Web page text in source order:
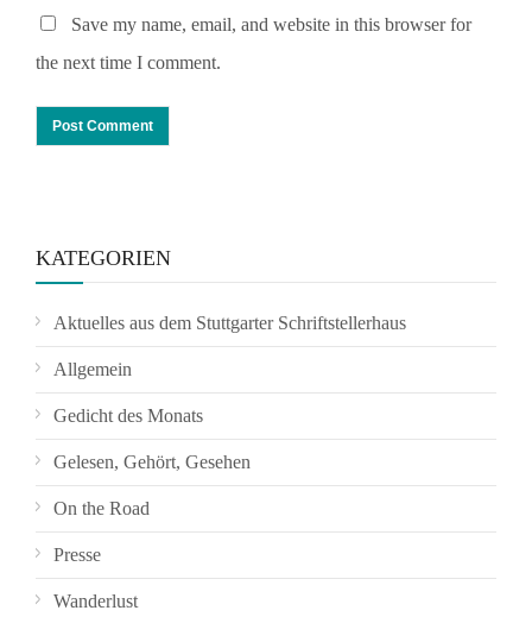
Save my name, email, and website in this browser for
the next time I comment.
KATEGORIEN
Aktuelles aus dem Stuttgarter Schriftstellerhaus
Allgemein
Gedicht des Monats
Gelesen, Gehört, Gesehen
On the Road
Presse
Wanderlust